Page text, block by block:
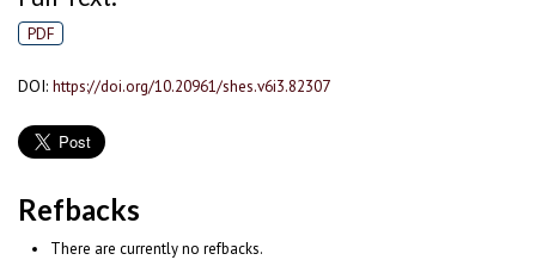
PDF
DOI: https://doi.org/10.20961/shes.v6i3.82307
Refbacks
There are currently no refbacks.